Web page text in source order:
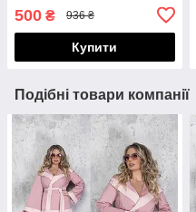
штани
500 ₴ 936 ₴
Купити
Подібні товари компанії